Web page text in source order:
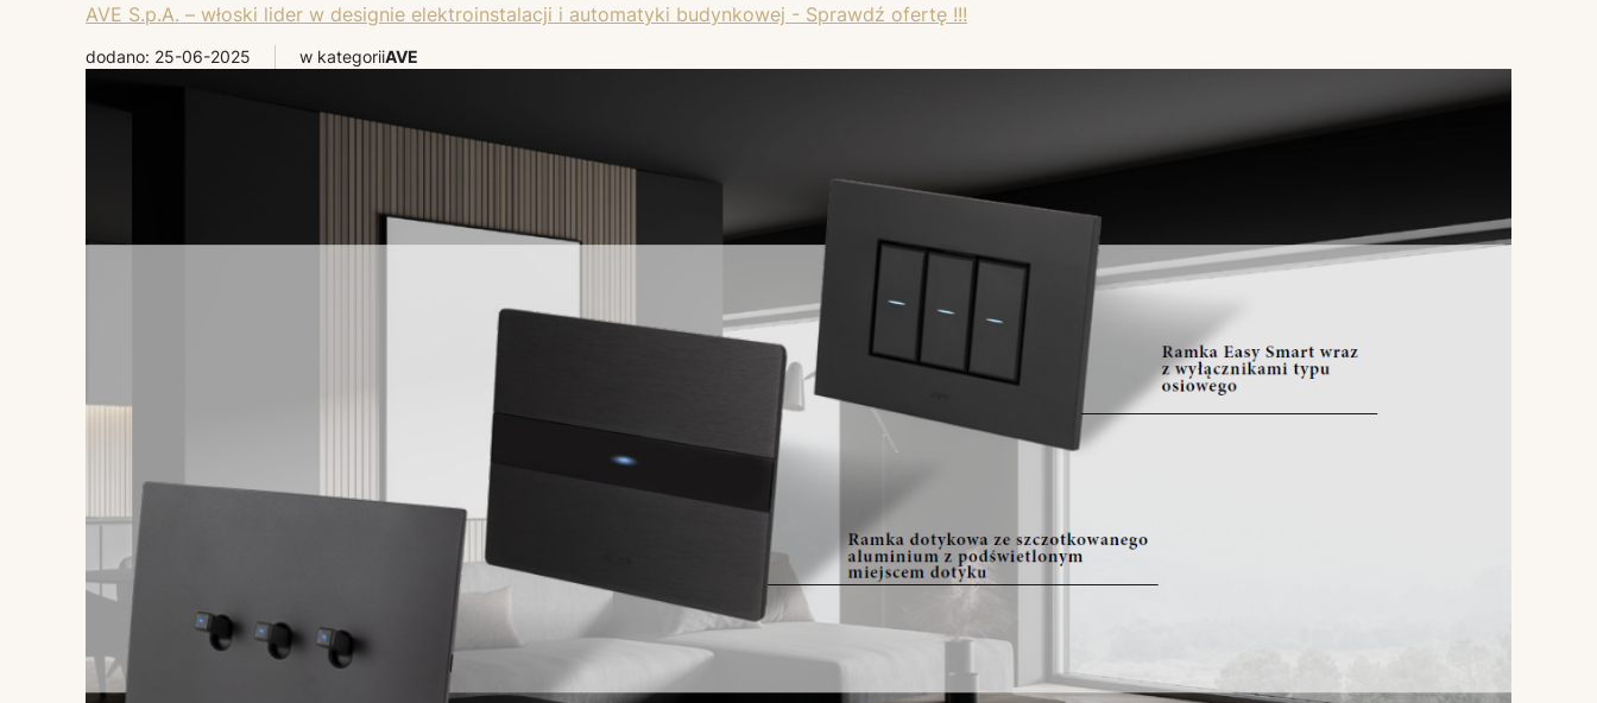
AVE S.p.A. – włoski lider w designie elektroinstalacji i automatyki budynkowej - Sprawdź ofertę !!!
dodano: 25-06-2025 w kategoriiAVE